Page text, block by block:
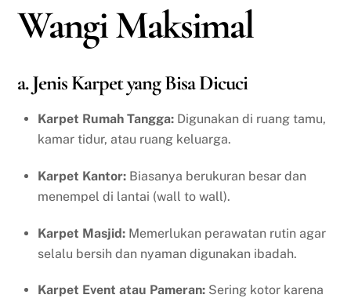
Wangi Maksimal
a. Jenis Karpet yang Bisa Dicuci
Karpet Rumah Tangga: Digunakan di ruang tamu,
kamar tidur, atau ruang keluarga.
Karpet Kantor: Biasanya berukuran besar dan
menempel di lantai (wall to wall).
Karpet Masjid: Memerlukan perawatan rutin agar
selalu bersih dan nyaman digunakan ibadah.
Karpet Event atau Pameran: Sering kotor karena